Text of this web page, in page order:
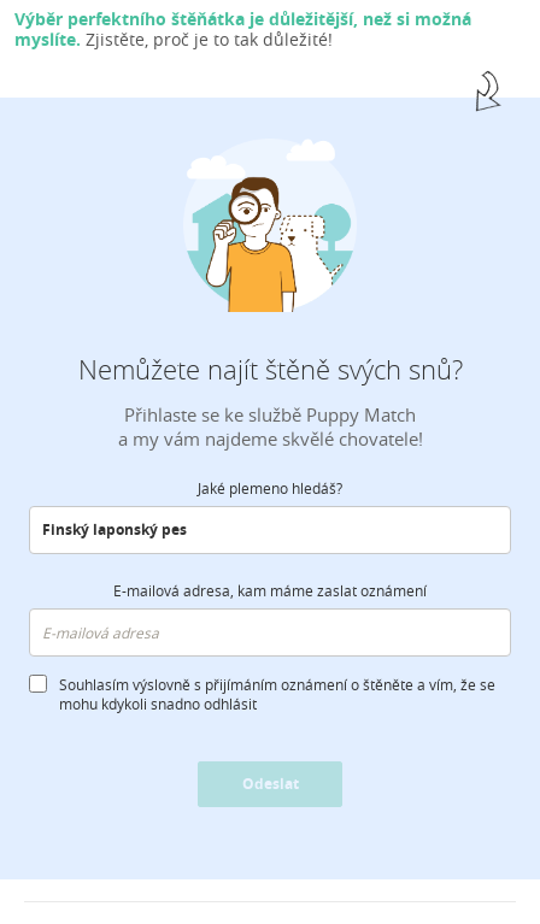
Výběr perfektního štěňátka je důležitější, než si možná
myslíte. Zjistěte, proč je to tak důležité!
Nemůžete najít štěně svých snů?
Přihlaste se ke službě Puppy Match
a my vám najdeme skvělé chovatele!
Jaké plemeno hledáš?
E-mailová adresa, kam máme zaslat oznámení
Souhlasím výslovně s přijímáním oznámení o štěněte a vím, že se
mohu kdykoli snadno odhlásit
Odeslat